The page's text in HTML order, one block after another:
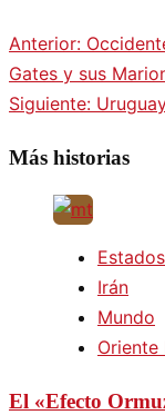
Anterior:
Gates y sus
Siguiente:
Más historias
Irán
Mundo
Oriente
El «Efecto